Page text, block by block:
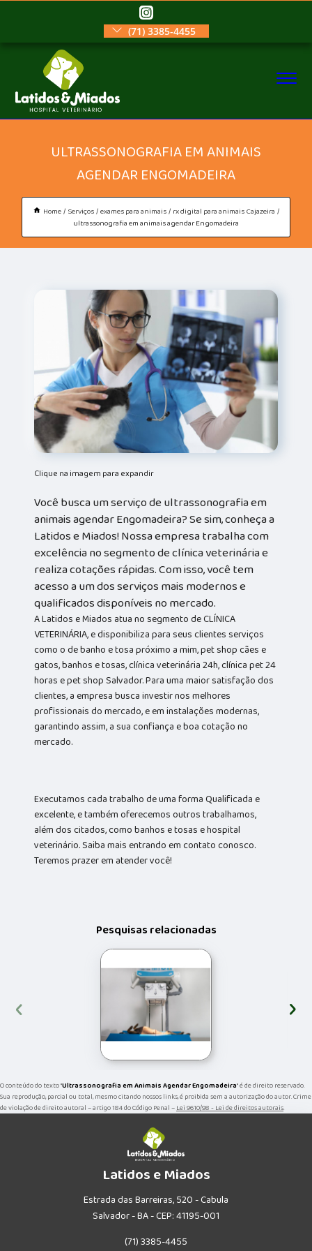
(71) 3385-4455
ULTRASSONOGRAFIA EM ANIMAIS
AGENDAR ENGOMADEIRA
Home Serviços exames para animais rx digital para animais Cajazeira
ultrassonografia em animais agendar Engomadeira
Clique na imagem para expandir
Você busca um serviço de ultrassonografia em
animais agendar Engomadeira? Se sim, conheça a
Latidos e Miados! Nossa empresa trabalha com
excelência no segmento de clínica veterinária e
realiza cotações rápidas. Com isso, você tem
acesso a um dos serviços mais modernos e
qualificados disponíveis no mercado.
A Latidos e Miados atua no segmento de CLÍNICA
VETERINÁRIA, e disponibiliza para seus clientes serviços
como o de banho e tosa próximo a mim, pet shop cães e
gatos, banhos e tosas, clínica veterinária 24h, clínica pet 24
horas e pet shop Salvador. Para uma maior satisfação dos
clientes, a empresa busca investir nos melhores
profissionais do mercado, e em instalações modernas,
garantindo assim, a sua confiança e boa cotação no
mercado.
Executamos cada trabalho de uma forma Qualificada e
excelente, e também oferecemos outros trabalhamos,
além dos citados, como banhos e tosas e hospital
veterinário. Saiba mais entrando em contato conosco.
Teremos prazer em atender você!
Pesquisas relacionadas
‹ ›
O conteúdo do texto "Ultrassonografia em Animais Agendar Engomadeira" é de direito reservado.
Sua reprodução, parcial ou total, mesmo citando nossos links, é proibida sem a autorização do autor. Crime
de violação de direito autoral – artigo 184 do Código Penal –Lei 9610/98 - Lei de direitos autorais.
Latidos e Miados
Estrada das Barreiras, 520 - Cabula
Salvador - BA - CEP: 41195-001
(71) 3385-4455